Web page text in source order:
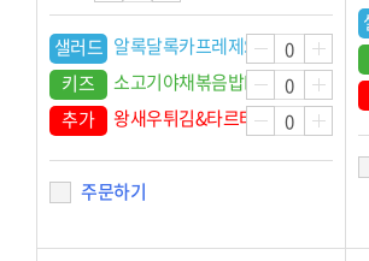
샐러드 알록달록카프레제S
키즈
소고기야채볶음밥KIT
추가
왕새우튀김&타르타르소스
주문하기